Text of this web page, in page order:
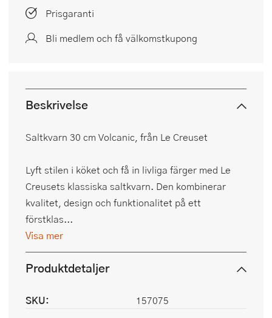
Prisgaranti
Bli medlem och få välkomstkupong
Beskrivelse
Saltkvarn 30 cm Volcanic, från Le Creuset
Lyft stilen i köket och få in livliga färger med Le
Creusets klassiska saltkvarn. Den kombinerar
kvalitet, design och funktionalitet på ett
förstklas...
Visa mer
Produktdetaljer
SKU: 157075